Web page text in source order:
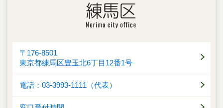
〒176-8501
東京都練馬区豊玉北6丁目12番1号
電話：03-3993-1111（代表）